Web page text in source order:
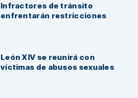
Infractores de tránsito
enfrentarán restricciones
León XIV se reunirá con
víctimas de abusos sexuales